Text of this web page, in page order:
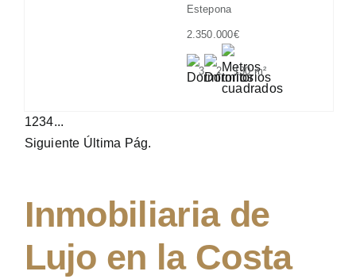
Estepona
3 2 130 m²
2.350.000€
1234...
Siguiente Última Pág.
Inmobiliaria de
Lujo en la Costa